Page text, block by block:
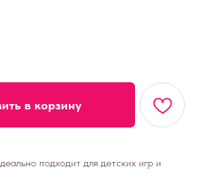
в корзину
подходит для детских игр и